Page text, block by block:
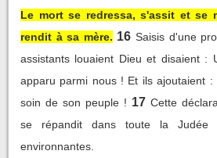
Le mort se redressa, s'assit et se
rendit à sa mère. 16 Saisis d'une
assistants louaient Dieu et disaient :
apparu parmi nous ! Et ils ajoutaient
soin de son peuple ! 17 Cette
se répandit dans toute la Judée
environnantes.